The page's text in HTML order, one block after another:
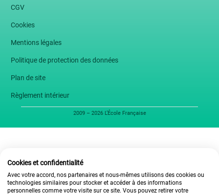
CGV
Cookies
Mentions légales
Politique de protection des données
Plan de site
Règlement intérieur
2009 – 2026 L’École Française
Cookies et confidentialité
Avec votre accord, nos partenaires et nous-mêmes utilisons des cookies ou
technologies similaires pour stocker et accéder à des informations
personnelles comme votre visite sur ce site. Vous pouvez retirer votre